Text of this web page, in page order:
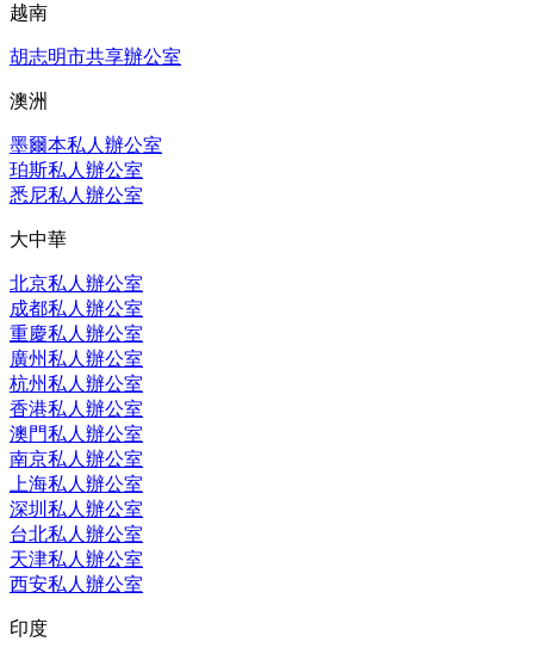
越南
胡志明市共享辦公室
澳洲
墨爾本私人辦公室
珀斯私人辦公室
悉尼私人辦公室
大中華
北京私人辦公室
成都私人辦公室
重慶私人辦公室
廣州私人辦公室
杭州私人辦公室
香港私人辦公室
澳門私人辦公室
南京私人辦公室
上海私人辦公室
深圳私人辦公室
台北私人辦公室
天津私人辦公室
西安私人辦公室
印度